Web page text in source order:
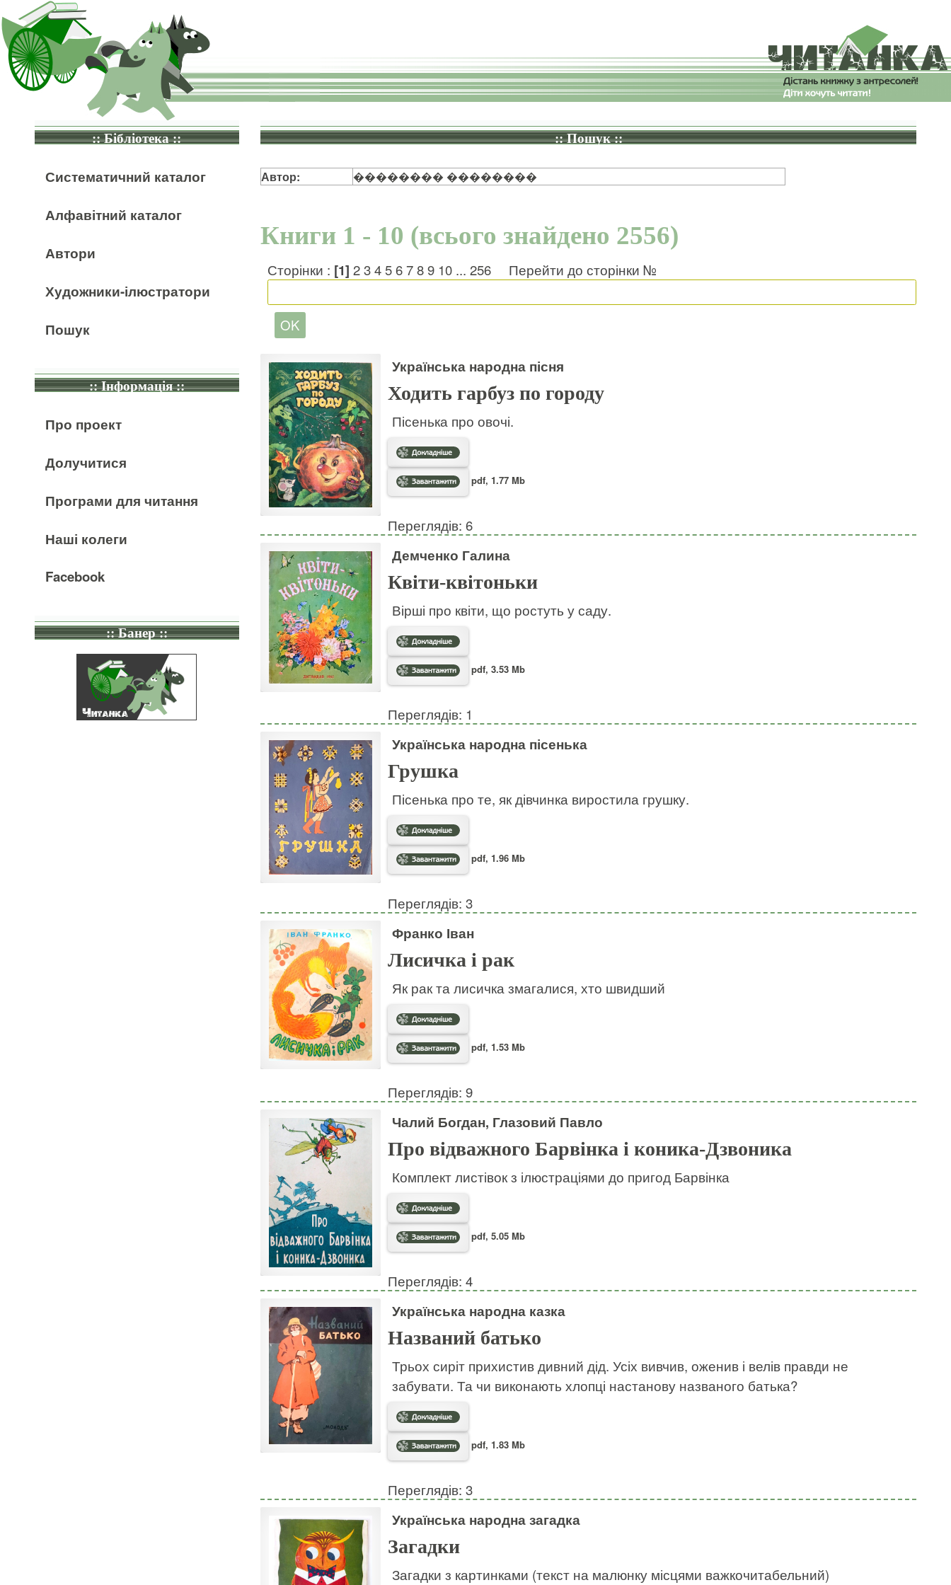
:: Бібліотека ::
Систематичний каталог
Алфавітний каталог
Автори
Художники-ілюстратори
Пошук
:: Інформація ::
Про проект
Долучитися
Програми для читання
Наші колеги
Facebook
:: Банер ::
:: Пошук ::
Автор: �������� ��������
Книги 1 - 10 (всього знайдено 2556)
Сторінки : [1] 2 3 4 5 6 7 8 9 10... 256 Перейти до сторінки №
Українська народна пісня
Ходить гарбуз по городу
Пісенька про овочі.
pdf, 1.77 Mb
Переглядів: 6
Демченко Галина
Квіти-квітоньки
Вірші про квіти, що ростуть у саду.
pdf, 3.53 Mb
Переглядів: 1
Українська народна пісенька
Грушка
Пісенька про те, як дівчинка виростила грушку.
pdf, 1.96 Mb
Переглядів: 3
Франко Іван
Лисичка і рак
Як рак та лисичка змагалися, хто швидший
pdf, 1.53 Mb
Переглядів: 9
Чалий Богдан, Глазовий Павло
Про відважного Барвінка і коника-Дзвоника
Комплект листівок з ілюстраціями до пригод Барвінка
pdf, 5.05 Mb
Переглядів: 4
Українська народна казка
Названий батько
Трьох сиріт прихистив дивний дід. Усіх вивчив, оженив і велів правди не
забувати. Та чи виконають хлопці настанову названого батька?
pdf, 1.83 Mb
Переглядів: 3
Українська народна загадка
Загадки
Загадки з картинками (текст на малюнку місцями важкочитабельний)